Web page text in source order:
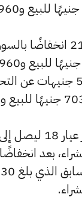
وشهد سعر عيار 21
منخفضًا بمقدار 5